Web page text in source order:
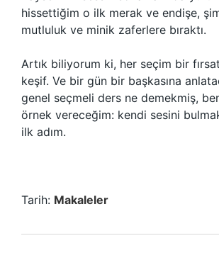
hissettiğim o ilk merak ve endişe,
mutluluk ve minik zaferlere bıraktı.
Artık biliyorum ki, her seçim bir
keşif. Ve bir gün bir başkasına
genel seçmeli ders ne demekmiş,
örnek vereceğim: kendi sesini
ilk adım.
Tarih: Makaleler